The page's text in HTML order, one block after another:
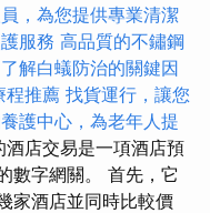
，為您提供專業清潔
服務 高品質的不鏽鋼
解白蟻防治的關鍵因
程推薦 找貨運行，讓您
護中心，為老年人提
酒店交易是一項酒店預
數字網關。 首先，它
家酒店並同時比較價